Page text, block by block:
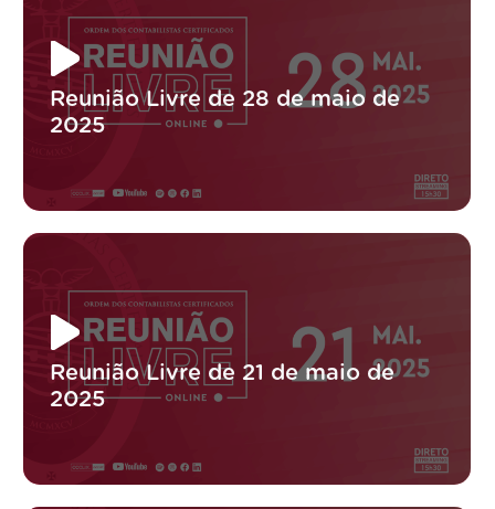
Reunião Livre de 28 de maio de
2025
Reunião Livre de 21 de maio de
2025